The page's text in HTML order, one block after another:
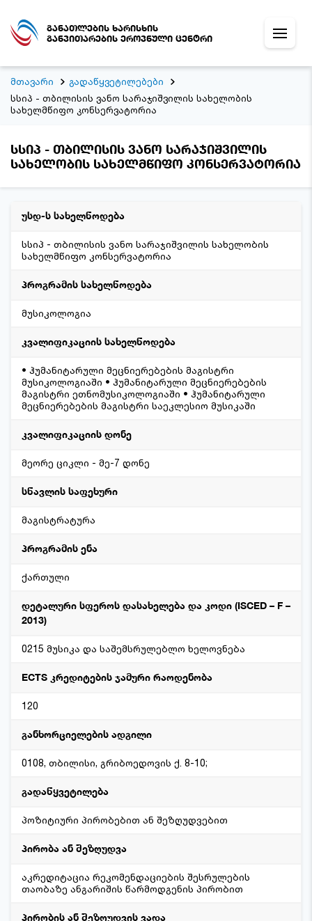
განათლების ხარისხის
განვითარების ეროვნული ცენტრი
მთავარი
გადაწყვეტილებები
სსიპ - თბილისის ვანო სარაჯიშვილის სახელობის
სახელმწიფო კონსერვატორია
სსიპ - თბილისის ვანო სარაჯიშვილის
სახელობის სახელმწიფო კონსერვატორია
უსდ-ს სახელწოდება
სსიპ - თბილისის ვანო სარაჯიშვილის სახელობის
სახელმწიფო კონსერვატორია
პროგრამის სახელწოდება
მუსიკოლოგია
კვალიფიკაციის სახელწოდება
• ჰუმანიტარული მეცნიერებების მაგისტრი
მუსიკოლოგიაში • ჰუმანიტარული მეცნიერებების
მაგისტრი ეთნომუსიკოლოგიაში • ჰუმანიტარული
მეცნიერებების მაგისტრი საეკლესიო მუსიკაში
კვალიფიკაციის დონე
მეორე ციკლი - მე-7 დონე
სწავლის საფეხური
მაგისტრატურა
პროგრამის ენა
ქართული
დეტალური სფეროს დასახელება და კოდი (ISCED – F –
2013)
0215 მუსიკა და საშემსრულებლო ხელოვნება
ECTS კრედიტების ჯამური რაოდენობა
120
განხორციელების ადგილი
0108, თბილისი, გრიბოედოვის ქ. 8-10;
გადაწყვეტილება
პოზიტიური პირობებით ან შეზღუდვებით
პირობა ან შეზღუდვა
აკრედიტაცია რეკომენდაციების შესრულების
თაობაზე ანგარიშის წარმოდგენის პირობით
პირობის ან შეზღუდვის ვადა